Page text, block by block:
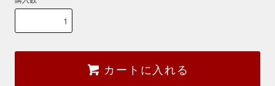
カートに入れる